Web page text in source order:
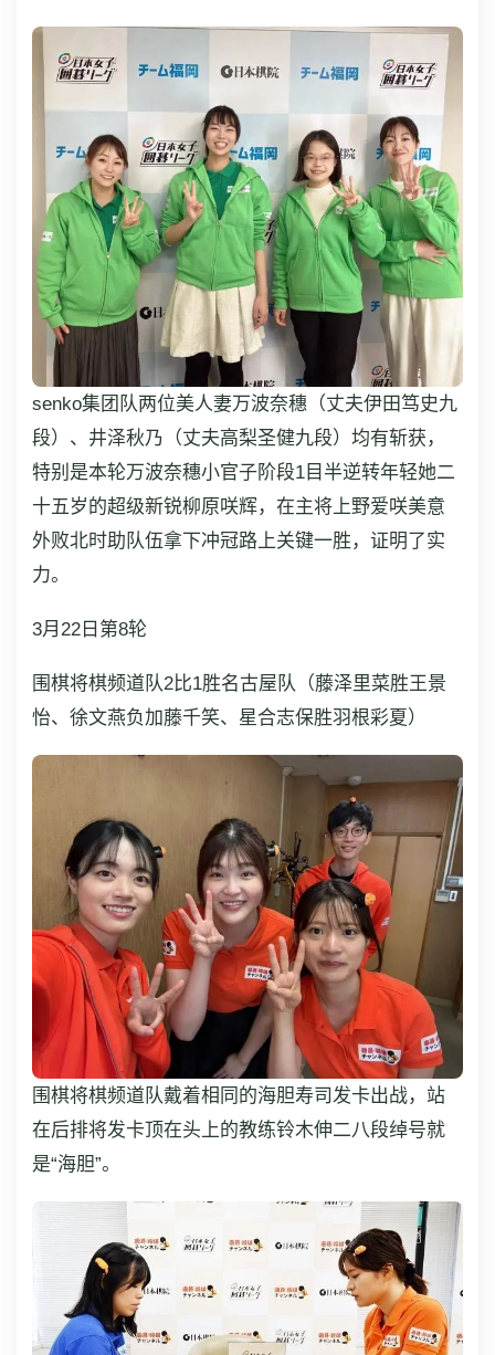
senko集团队两位美人妻万波奈穗（丈夫伊田笃史九
段）、井泽秋乃（丈夫高梨圣健九段）均有斩获，
特别是本轮万波奈穗小官子阶段1目半逆转年轻她二
十五岁的超级新锐柳原咲辉，在主将上野爱咲美意
外败北时助队伍拿下冲冠路上关键一胜，证明了实
力。
3月22日第8轮
围棋将棋频道队2比1胜名古屋队（藤泽里菜胜王景
怡、徐文燕负加藤千笑、星合志保胜羽根彩夏）
围棋将棋频道队戴着相同的海胆寿司发卡出战，站
在后排将发卡顶在头上的教练铃木伸二八段绰号就
是“海胆”。